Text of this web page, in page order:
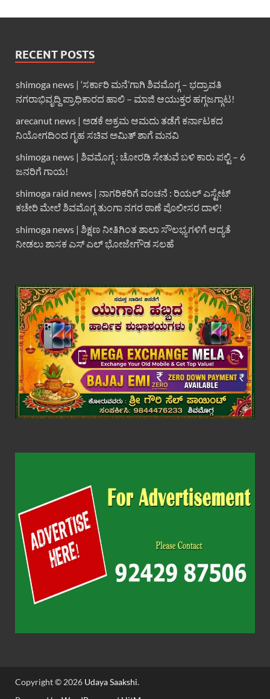
RECENT POSTS
shimoga news | ‘ಸರ್ಕಾರಿ ಮನೆ’ಗಾಗಿ ಶಿವಮೊಗ್ಗ – ಭದ್ರಾವತಿ
ನಗರಾಭಿವೃದ್ದಿ ಪ್ರಾಧಿಕಾರದ ಹಾಲಿ – ಮಾಜಿ ಆಯುಕ್ತರ ಹಗ್ಗಜಗ್ಗಾಟ!
arecanut news | ಅಡಕೆ ಅಕ್ರಮ ಆಮದು ತಡೆಗೆ ಕರ್ನಾಟಕದ
ನಿಯೋಗದಿಂದ ಗೃಹ ಸಚಿವ ಅಮಿತ್ ಶಾಗೆ ಮನವಿ
shimoga news | ಶಿವಮೊಗ್ಗ : ಚೋರಡಿ ಸೇತುವೆ ಬಳಿ ಕಾರು ಪಲ್ಟಿ – 6
ಜನರಿಗೆ ಗಾಯ!
shimoga raid news | ನಾಗರಿಕರಿಗೆ ವಂಚನೆ : ರಿಯಲ್ ಎಸ್ಟೇಟ್
ಕಚೇರಿ ಮೇಲೆ ಶಿವಮೊಗ್ಗ ತುಂಗಾ ನಗರ ಠಾಣೆ ಪೊಲೀಸರ ದಾಳಿ!
shimoga news | ಶಿಕ್ಷಣ ನೀತಿಗಿಂತ ಶಾಲಾ ಸೌಲಭ್ಯಗಳಿಗೆ ಆದ್ಯತೆ
ನೀಡಲು ಶಾಸಕ ಎಸ್ ಎಲ್ ಭೋಜೇಗೌಡ ಸಲಹೆ
Copyright © 2026 Udaya Saakshi.